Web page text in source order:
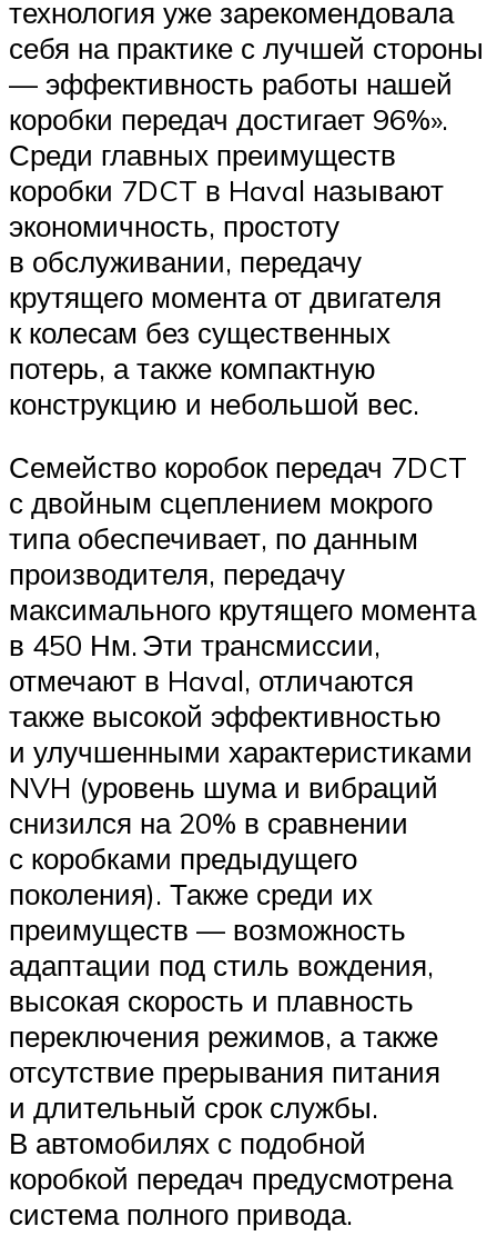
технология уже зарекомендовала
себя на практике с лучшей стороны
— эффективность работы нашей
коробки передач достигает 96%».
Среди главных пре­имуществ
коробки 7DCT в Haval называют
экономичность, простоту
в обслуживании, передачу
крутящего момента от двигателя
к колесам без существенных
потерь, а также компактную
конструкцию и небольшой вес.
Семейство коробок передач 7DCT
с двойным сцеплением мокрого
типа обеспечивает, по данным
производителя, передачу
максимального крутящего момента
в 450 Нм. Эти трансмиссии,
отмечают в Haval, отличаются
также высокой эффективностью
и улучшенными характеристиками
NVH (уровень шума и вибраций
снизился на 20% в сравнении
с коробками предыдущего
поколения). Также среди их
преимуществ — возможность
адаптации под стиль вождения,
высокая скорость и плавность
переключения режимов, а также
отсутствие прерывания питания
и длительный срок службы.
В автомобилях с подобной
коробкой передач предусмотрена
система полного привода.